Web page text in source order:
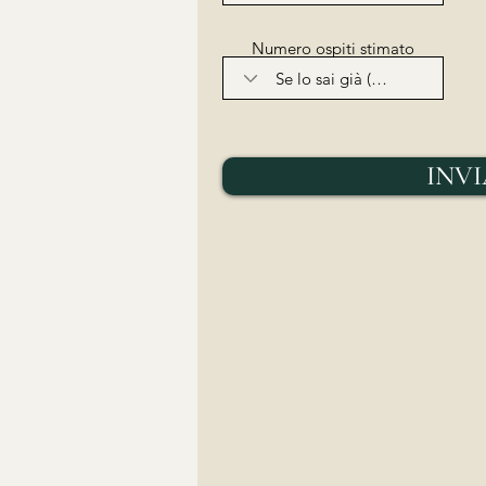
Numero ospiti stimato